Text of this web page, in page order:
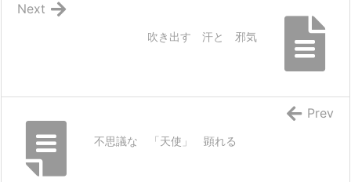
吹き出す 汗と 邪気
Next
不思議な 「天使」 顕れる
Prev